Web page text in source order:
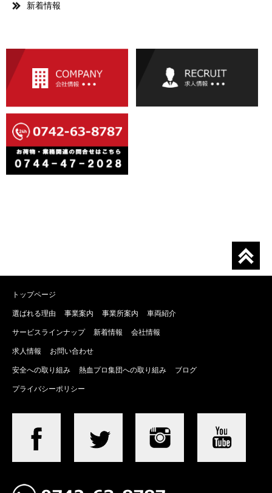
新着情報
トップページ
選ばれる理由 事業案内 事業所案内 車両紹介
サービスラインナップ 新着情報 会社情報
求人情報 お問い合わせ
安全への取り組み 熱血プロ集団への取り組み ブログ
プライバシーポリシー